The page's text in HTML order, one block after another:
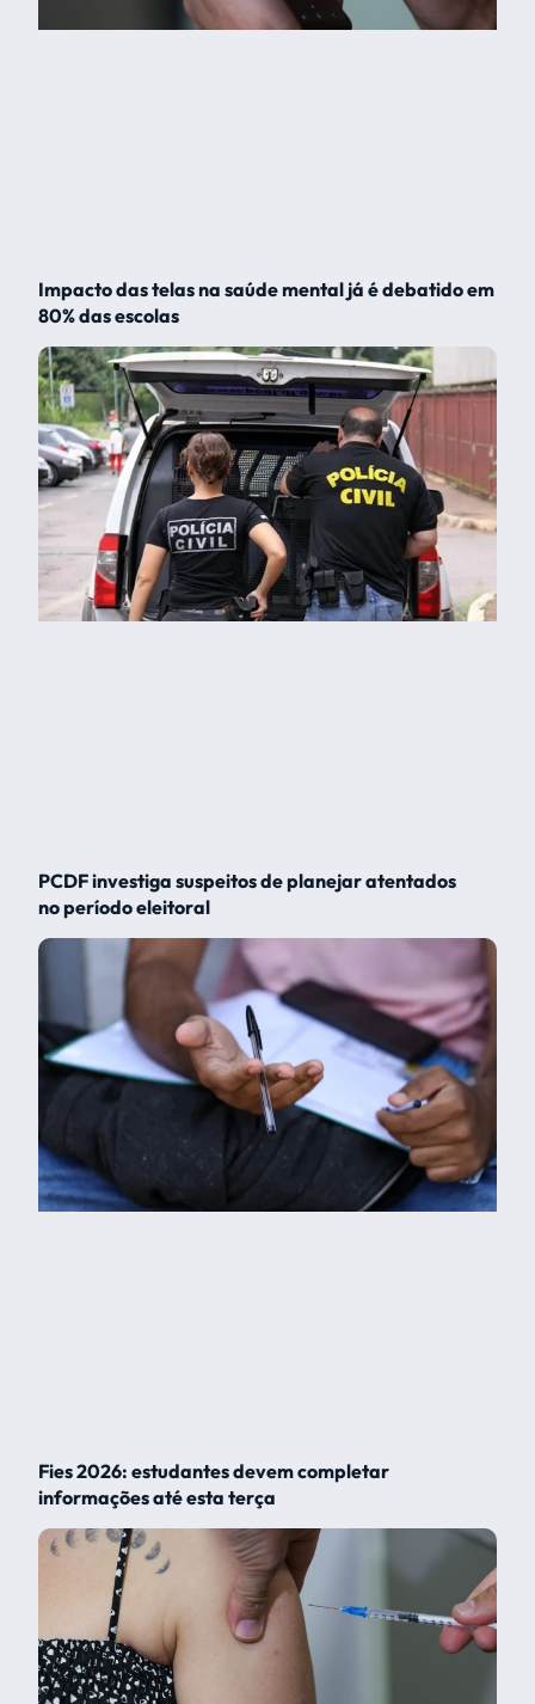
Impacto das telas na saúde mental já é debatido em
80% das escolas
PCDF investiga suspeitos de planejar atentados
no período eleitoral
Fies 2026: estudantes devem completar
informações até esta terça